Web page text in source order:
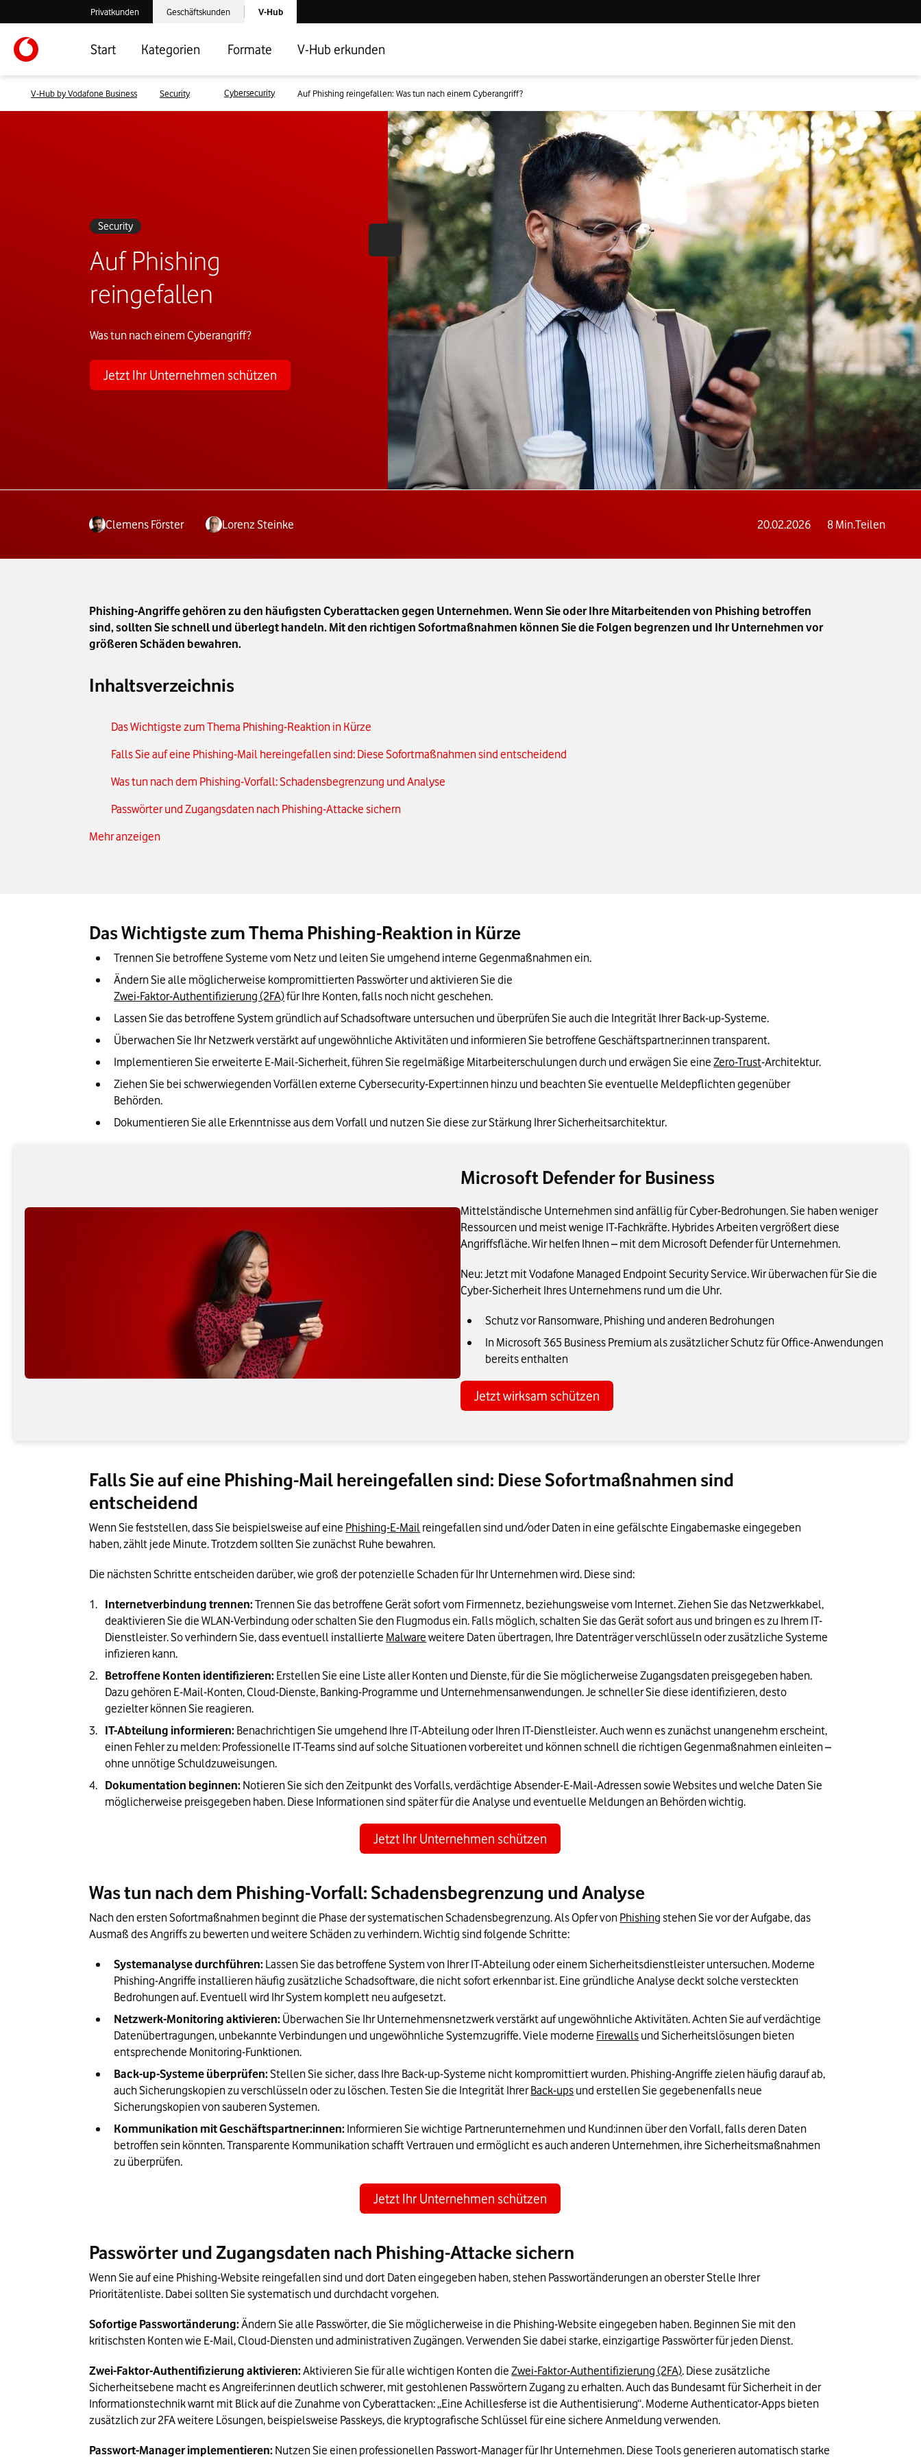
Verlassen der V-Hub Webseite: Zum Privatkundenbereich
Privatkunden Verlassen der V-Hub Webseite: Zum Geschäftskundenbereich
Geschäftskunden Laden der V-Hub Startseite
V-Hub
Start Kategorien Formate V-Hub erkunden
V-Hub by Vodafone Business Security Cybersecurity Auf Phishing reingefallen: Was tun nach einem Cyberangriff?
Security
Auf Phishing
reingefallen
Was tun nach einem Cyberangriff?
Jetzt Ihr Unternehmen schützen
Clemens Förster Lorenz Steinke 20.02.2026 8Min.Teilen
Phishing-Angriffe gehören zu den häufigsten Cyberattacken gegen Unternehmen. Wenn Sie oder Ihre Mitarbeitenden von Phishing betroffen
sind, sollten Sie schnell und überlegt handeln. Mit den richtigen Sofortmaßnahmen können Sie die Folgen begrenzen und Ihr Unternehmen vor
größeren Schäden bewahren.
Inhaltsverzeichnis
Das Wichtigste zum Thema Phishing-Reaktion in Kürze
Falls Sie auf eine Phishing-Mail hereingefallen sind: Diese Sofortmaßnahmen sind entscheidend
Was tun nach dem Phishing-Vorfall: Schadensbegrenzung und Analyse
Passwörter und Zugangsdaten nach Phishing-Attacke sichern
Wie Sie Ihr Unternehmen langfristig vor Phishing schützen
Mehr anzeigen
Das Wichtigste zum Thema Phishing-Reaktion in Kürze
Trennen Sie betroffene Systeme vom Netz und leiten Sie umgehend interne Gegenmaßnahmen ein.
Ändern Sie alle möglicherweise kompromittierten Passwörter und aktivieren Sie die
Zwei-Faktor-Authentifizierung (2FA) für Ihre Konten, falls noch nicht geschehen.
Lassen Sie das betroffene System gründlich auf Schadsoftware untersuchen und überprüfen Sie auch die Integrität Ihrer Back-up-Systeme.
Überwachen Sie Ihr Netzwerk verstärkt auf ungewöhnliche Aktivitäten und informieren Sie betroffene Geschäftspartner:innen transparent.
Implementieren Sie erweiterte E-Mail-Sicherheit, führen Sie regelmäßige Mitarbeiterschulungen durch und erwägen Sie eine Zero-Trust-Architektur.
Ziehen Sie bei schwerwiegenden Vorfällen externe Cybersecurity-Expert:innen hinzu und beachten Sie eventuelle Meldepflichten gegenüber
Behörden.
Dokumentieren Sie alle Erkenntnisse aus dem Vorfall und nutzen Sie diese zur Stärkung Ihrer Sicherheitsarchitektur.
Microsoft Defender for Business
Mittelständische Unternehmen sind anfällig für Cyber-Bedrohungen. Sie haben weniger
Ressourcen und meist wenige IT-Fachkräfte. Hybrides Arbeiten vergrößert diese
Angriffsfläche. Wir helfen Ihnen – mit dem Microsoft Defender für Unternehmen.
Neu: Jetzt mit Vodafone Managed Endpoint Security Service. Wir überwachen für Sie die
Cyber-Sicherheit Ihres Unternehmens rund um die Uhr.
Schutz vor Ransomware, Phishing und anderen Bedrohungen
In Microsoft 365 Business Premium als zusätzlicher Schutz für Office-Anwendungen
bereits enthalten
Jetzt wirksam schützen
Falls Sie auf eine Phishing-Mail hereingefallen sind: Diese Sofortmaßnahmen sind
entscheidend
Wenn Sie feststellen, dass Sie beispielsweise auf eine Phishing-E-Mail reingefallen sind und/oder Daten in eine gefälschte Eingabemaske eingegeben
haben, zählt jede Minute. Trotzdem sollten Sie zunächst Ruhe bewahren.
Die nächsten Schritte entscheiden darüber, wie groß der potenzielle Schaden für Ihr Unternehmen wird. Diese sind:
Internetverbindung trennen: Trennen Sie das betroffene Gerät sofort vom Firmennetz, beziehungsweise vom Internet. Ziehen Sie das Netzwerkkabel,
deaktivieren Sie die WLAN-Verbindung oder schalten Sie den Flugmodus ein. Falls möglich, schalten Sie das Gerät sofort aus und bringen es zu Ihrem IT-
Dienstleister. So verhindern Sie, dass eventuell installierte Malware weitere Daten übertragen, Ihre Datenträger verschlüsseln oder zusätzliche Systeme
infizieren kann.
Betroffene Konten identifizieren: Erstellen Sie eine Liste aller Konten und Dienste, für die Sie möglicherweise Zugangsdaten preisgegeben haben.
Dazu gehören E-Mail-Konten, Cloud-Dienste, Banking-Programme und Unternehmensanwendungen. Je schneller Sie diese identifizieren, desto
gezielter können Sie reagieren.
IT-Abteilung informieren: Benachrichtigen Sie umgehend Ihre IT-Abteilung oder Ihren IT-Dienstleister. Auch wenn es zunächst unangenehm erscheint,
einen Fehler zu melden: Professionelle IT-Teams sind auf solche Situationen vorbereitet und können schnell die richtigen Gegenmaßnahmen einleiten –
ohne unnötige Schuldzuweisungen.
Dokumentation beginnen: Notieren Sie sich den Zeitpunkt des Vorfalls, verdächtige Absender-E-Mail-Adressen sowie Websites und welche Daten Sie
möglicherweise preisgegeben haben. Diese Informationen sind später für die Analyse und eventuelle Meldungen an Behörden wichtig.
Jetzt Ihr Unternehmen schützen
Was tun nach dem Phishing-Vorfall: Schadensbegrenzung und Analyse
Nach den ersten Sofortmaßnahmen beginnt die Phase der systematischen Schadensbegrenzung. Als Opfer von Phishing stehen Sie vor der Aufgabe, das
Ausmaß des Angriffs zu bewerten und weitere Schäden zu verhindern. Wichtig sind folgende Schritte:
Systemanalyse durchführen: Lassen Sie das betroffene System von Ihrer IT-Abteilung oder einem Sicherheitsdienstleister untersuchen. Moderne
Phishing-Angriffe installieren häufig zusätzliche Schadsoftware, die nicht sofort erkennbar ist. Eine gründliche Analyse deckt solche versteckten
Bedrohungen auf. Eventuell wird Ihr System komplett neu aufgesetzt.
Netzwerk-Monitoring aktivieren: Überwachen Sie Ihr Unternehmensnetzwerk verstärkt auf ungewöhnliche Aktivitäten. Achten Sie auf verdächtige
Datenübertragungen, unbekannte Verbindungen und ungewöhnliche Systemzugriffe. Viele moderne Firewalls und Sicherheitslösungen bieten
entsprechende Monitoring-Funktionen.
Back-up-Systeme überprüfen: Stellen Sie sicher, dass Ihre Back-up-Systeme nicht kompromittiert wurden. Phishing-Angriffe zielen häufig darauf ab,
auch Sicherungskopien zu verschlüsseln oder zu löschen. Testen Sie die Integrität Ihrer Back-ups und erstellen Sie gegebenenfalls neue
Sicherungskopien von sauberen Systemen.
Kommunikation mit Geschäftspartner:innen: Informieren Sie wichtige Partnerunternehmen und Kund:innen über den Vorfall, falls deren Daten
betroffen sein könnten. Transparente Kommunikation schafft Vertrauen und ermöglicht es auch anderen Unternehmen, ihre Sicherheitsmaßnahmen
zu überprüfen.
Jetzt Ihr Unternehmen schützen
Passwörter und Zugangsdaten nach Phishing-Attacke sichern
Wenn Sie auf eine Phishing-Website reingefallen sind und dort Daten eingegeben haben, stehen Passwortänderungen an oberster Stelle Ihrer
Prioritätenliste. Dabei sollten Sie systematisch und durchdacht vorgehen.
Sofortige Passwortänderung: Ändern Sie alle Passwörter, die Sie möglicherweise in die Phishing-Website eingegeben haben. Beginnen Sie mit den
kritischsten Konten wie E-Mail, Cloud-Diensten und administrativen Zugängen. Verwenden Sie dabei starke, einzigartige Passwörter für jeden Dienst.
Zwei-Faktor-Authentifizierung aktivieren: Aktivieren Sie für alle wichtigen Konten die Zwei-Faktor-Authentifizierung (2FA). Diese zusätzliche
Sicherheitsebene macht es Angreifer:innen deutlich schwerer, mit gestohlenen Passwörtern Zugang zu erhalten. Auch das Bundesamt für Sicherheit in der
Informationstechnik warnt mit Blick auf die Zunahme von Cyberattacken: „Eine Achillesferse ist die Authentisierung“. Moderne Authenticator-Apps bieten
zusätzlich zur 2FA weitere Lösungen, beispielsweise Passkeys, die kryptografische Schlüssel für eine sichere Anmeldung verwenden.
Passwort-Manager implementieren: Nutzen Sie einen professionellen Passwort-Manager für Ihr Unternehmen. Diese Tools generieren automatisch starke